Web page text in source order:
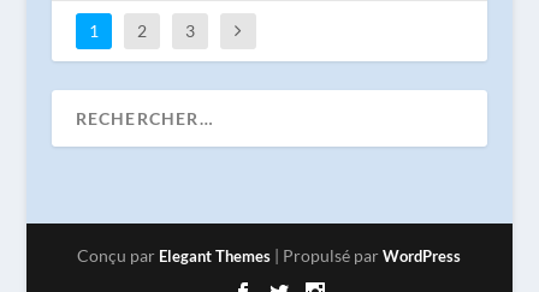
1 2 3
Conçu par Elegant Themes | Propulsé parWordPress